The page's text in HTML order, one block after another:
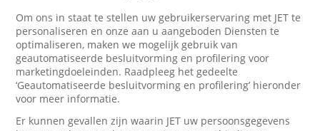
Om ons in staat te stellen uw gebruikerservaring met JET te
personaliseren en onze aan u aangeboden Diensten te
optimaliseren, maken we mogelijk gebruik van
geautomatiseerde besluitvorming en profilering voor
marketingdoeleinden. Raadpleeg het gedeelte
‘Geautomatiseerde besluitvorming en profilering’ hieronder
voor meer informatie.
Er kunnen gevallen zijn waarin JET uw persoonsgegevens